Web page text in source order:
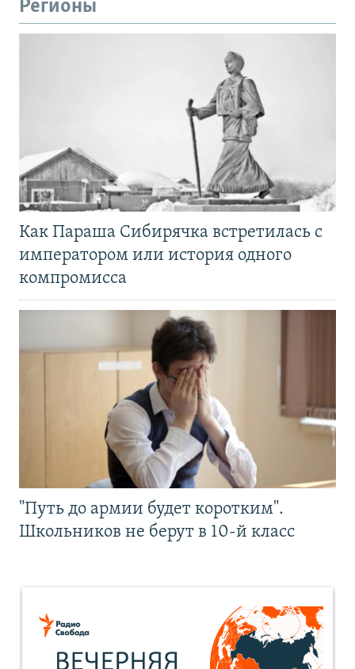
Регионы
Как Параша Сибирячка встретилась с
императором или история одного
компромисса
"Путь до армии будет коротким".
Школьников не берут в 10-й класс